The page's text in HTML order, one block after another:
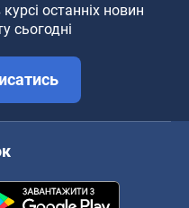
останніх новин
сьогодні